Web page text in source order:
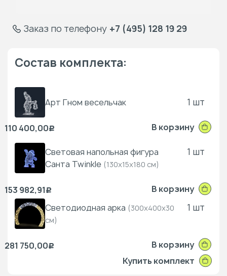
Заказ по телефону +7 (495) 128 19 29
Состав комплекта:
Арт Гном весельчак 1 шт
В корзину
110 400,00Р
Световая напольная фигура
Санта Twinkle (130x15x180 см)
1 шт
В корзину
153 982,91 Р
Светодиодная арка (300x400x30
см)
1 шт
В корзину
281 750,00Р
Купить комплект